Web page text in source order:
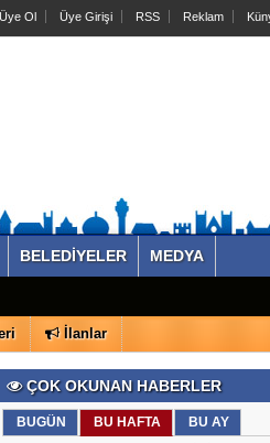
Üye Ol Üye Girişi RSS Reklam
BELEDİYELER MEDYA
İlanlar
ÇOK OKUNAN HABERLER
BUGÜN BU HAFTA BU AY